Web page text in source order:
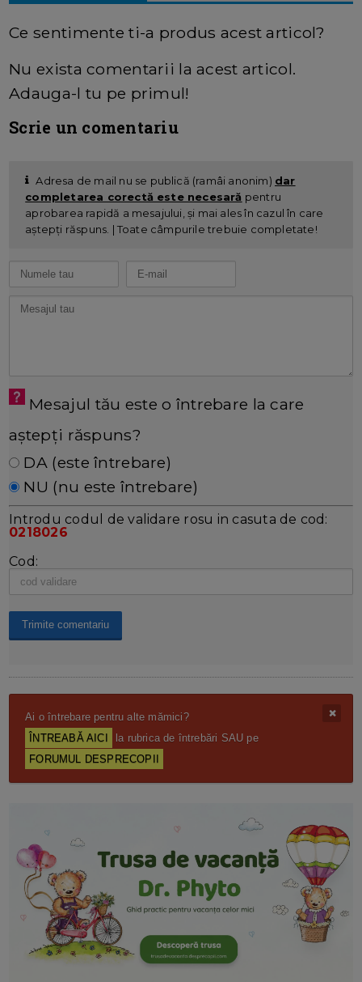
Ce sentimente ti-a produs acest articol?
Nu exista comentarii la acest articol.
Adauga-l tu pe primul!
Scrie un comentariu
Adresa de mail nu se publică (ramâi anonim) dar
completarea corectă este necesară pentru
aprobarea rapidă a mesajului, și mai ales în cazul în care
aștepți răspuns. | Toate câmpurile trebuie completate!
Mesajul tău este o întrebare la care
aștepți răspuns?
DA (este întrebare)
NU (nu este întrebare)
Introdu codul de validare rosu in casuta de cod:
0218026
Cod:
Ai o întrebare pentru alte mămici?
ÎNTREABĂ AICI
la rubrica de întrebări SAU pe
FORUMUL DESPRECOPII